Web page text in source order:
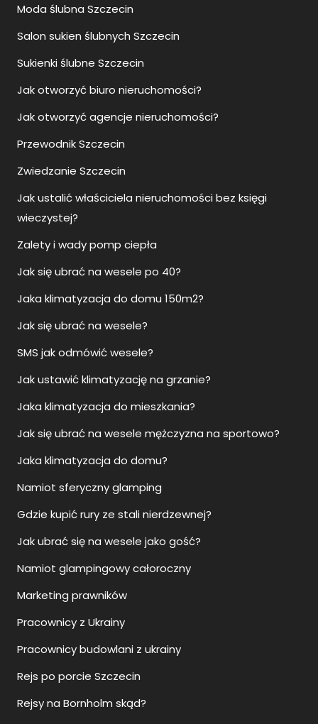
Moda ślubna Szczecin
Salon sukien ślubnych Szczecin
Sukienki ślubne Szczecin
Jak otworzyć biuro nieruchomości?
Jak otworzyć agencje nieruchomości?
Przewodnik Szczecin
Zwiedzanie Szczecin
Jak ustalić właściciela nieruchomości bez księgi
wieczystej?
Zalety i wady pomp ciepła
Jak się ubrać na wesele po 40?
Jaka klimatyzacja do domu 150m2?
Jak się ubrać na wesele?
SMS jak odmówić wesele?
Jak ustawić klimatyzację na grzanie?
Jaka klimatyzacja do mieszkania?
Jak się ubrać na wesele mężczyzna na sportowo?
Jaka klimatyzacja do domu?
Namiot sferyczny glamping
Gdzie kupić rury ze stali nierdzewnej?
Jak ubrać się na wesele jako gość?
Namiot glampingowy całoroczny
Marketing prawników
Pracownicy z Ukrainy
Pracownicy budowlani z ukrainy
Rejs po porcie Szczecin
Rejsy na Bornholm skąd?